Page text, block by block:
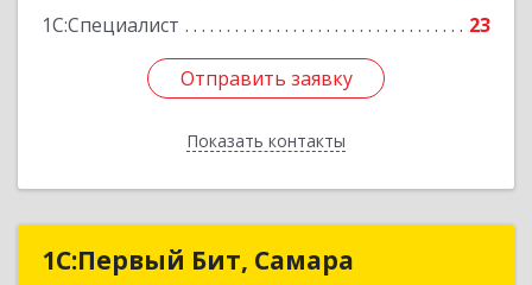
1С:Специалист
23
Отправить заявку
Показать контакты
Отправить заявку
Назад
1С:Первый Бит, Самара
1С:Первый Бит, Самара